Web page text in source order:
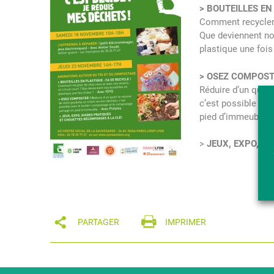
> BOUTEILLES
Comment
Que deviennent
plastique une
> OSEZ
Réduire d’un
c’est possible
pied
> JEUX, EXPO,
PARTAGER IMPRIMER